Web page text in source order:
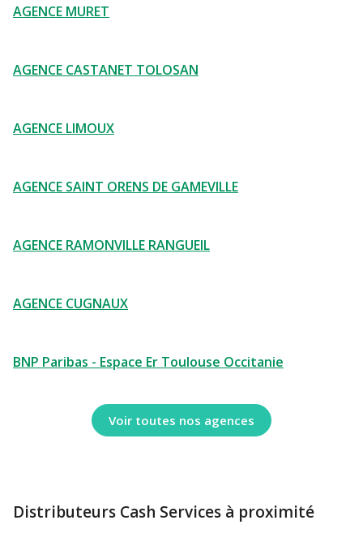
AGENCE MURET
AGENCE CASTANET TOLOSAN
AGENCE LIMOUX
AGENCE SAINT ORENS DE GAMEVILLE
AGENCE RAMONVILLE RANGUEIL
AGENCE CUGNAUX
BNP Paribas - Espace Er Toulouse Occitanie
Voir toutes nos agences
Distributeurs Cash Services à proximité